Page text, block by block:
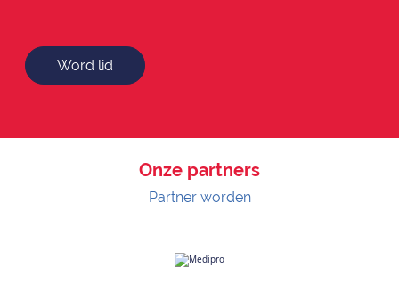
Word lid
Onze partners
Partner worden